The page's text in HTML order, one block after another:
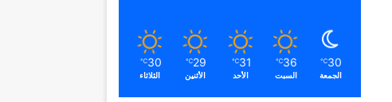
30
℃
الجمعة
36
℃
السبت
31
℃
الأحد
29
℃
الأثنين
30
℃
الثلاثاء